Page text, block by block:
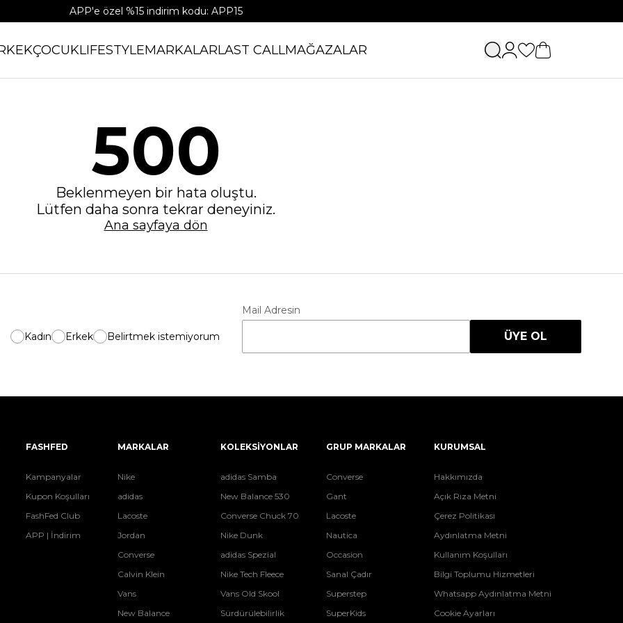
APP'e özel %15 indirim kodu: APP15
ÇOCUKLIFESTYLEMARKALARLAST CALLMAĞAZALAR
500
Beklenmeyen bir hata oluştu.
Lütfen daha sonra tekrar deneyiniz.
Ana sayfaya dön
Kadın Erkek Belirtmek istemiyorum
Mail Adresin
ÜYE OL
FASHFED
Kampanyalar
Kupon Koşulları
FashFed Club
APP | İndirim
MARKALAR
Nike
adidas
Lacoste
Jordan
Converse
Calvin Klein
Vans
New Balance
KOLEKSİYONLAR
adidas Samba
New Balance 530
Converse Chuck 70
Nike Dunk
adidas Spezial
Nike Tech Fleece
Vans Old Skool
Sürdürülebilirlik
GRUP MARKALAR
Converse
Gant
Lacoste
Nautica
Occasion
Sanal Çadır
Superstep
SuperKids
KURUMSAL
Hakkımızda
Açık Rıza Metni
Çerez Politikası
Aydınlatma Metni
Kullanım Koşulları
Bilgi Toplumu Hizmetleri
Whatsapp Aydınlatma Metni
Cookie Ayarları